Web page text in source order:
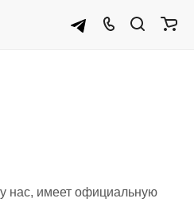
нас, имеет официальную